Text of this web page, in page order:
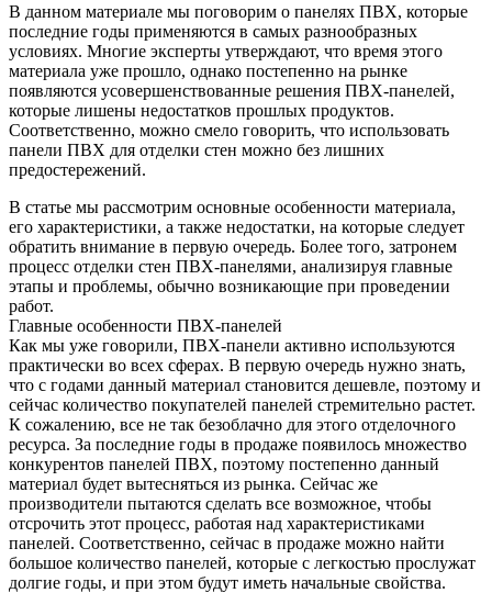
В данном материале мы поговорим о панелях ПВХ, которые
последние годы применяются в самых разнообразных
условиях. Многие эксперты утверждают, что время этого
материала уже прошло, однако постепенно на рынке
появляются усовершенствованные решения ПВХ-панелей,
которые лишены недостатков прошлых продуктов.
Соответственно, можно смело говорить, что использовать
панели ПВХ для отделки стен можно без лишних
предостережений.
В статье мы рассмотрим основные особенности материала,
его характеристики, а также недостатки, на которые следует
обратить внимание в первую очередь. Более того, затронем
процесс отделки стен ПВХ-панелями, анализируя главные
этапы и проблемы, обычно возникающие при проведении
работ.
Главные особенности ПВХ-панелей
Как мы уже говорили, ПВХ-панели активно используются
практически во всех сферах. В первую очередь нужно знать,
что с годами данный материал становится дешевле, поэтому и
сейчас количество покупателей панелей стремительно растет.
К сожалению, все не так безоблачно для этого отделочного
ресурса. За последние годы в продаже появилось множество
конкурентов панелей ПВХ, поэтому постепенно данный
материал будет вытесняться из рынка. Сейчас же
производители пытаются сделать все возможное, чтобы
отсрочить этот процесс, работая над характеристиками
панелей. Соответственно, сейчас в продаже можно найти
большое количество панелей, которые с легкостью прослужат
долгие годы, и при этом будут иметь начальные свойства.